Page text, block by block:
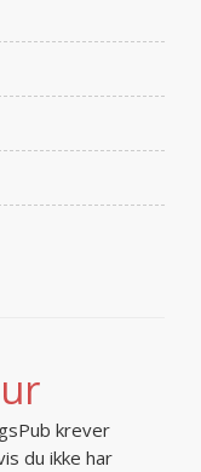
krever
du ikke har